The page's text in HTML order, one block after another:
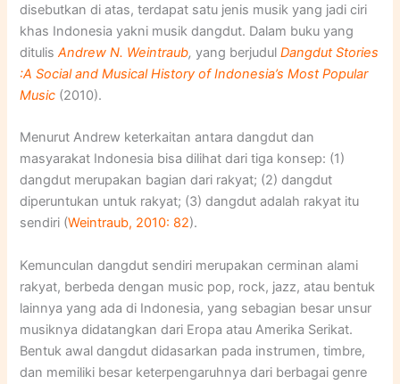
disebutkan di atas, terdapat satu jenis musik yang jadi ciri
khas Indonesia yakni musik dangdut. Dalam buku yang
ditulisAndrew N. Weintraub,yang berjudulDangdut Stories
:A Social and Musical History of Indonesia’s Most Popular
Music (2010).
Menurut Andrew keterkaitan antara dangdut dan
masyarakat Indonesia bisa dilihat dari tiga konsep: (1)
dangdut merupakan bagian dari rakyat; (2) dangdut
diperuntukan untuk rakyat; (3) dangdut adalah rakyat itu
sendiri (Weintraub, 2010: 82).
Kemunculan dangdut sendiri merupakan cerminan alami
rakyat, berbeda dengan music pop, rock, jazz, atau bentuk
lainnya yang ada di Indonesia, yang sebagian besar unsur
musiknya didatangkan dari Eropa atau Amerika Serikat.
Bentuk awal dangdut didasarkan pada instrumen, timbre,
dan memiliki besar keterpengaruhnya dari berbagai genre